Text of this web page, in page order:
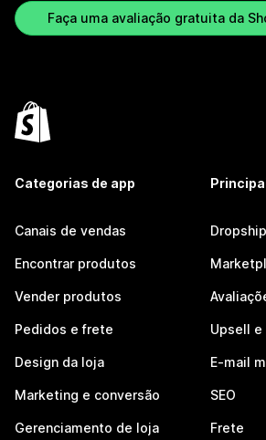
Faça uma avaliação gratuita da
Categorias de app
Canais de vendas
Encontrar produtos
Vender produtos
Pedidos e frete
Design da loja
Marketing e conversão
Gerenciamento de loja
Upsell
E-mail
SEO
Frete